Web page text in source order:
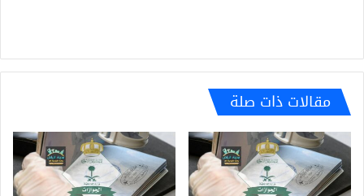
مقالات ذات صلة